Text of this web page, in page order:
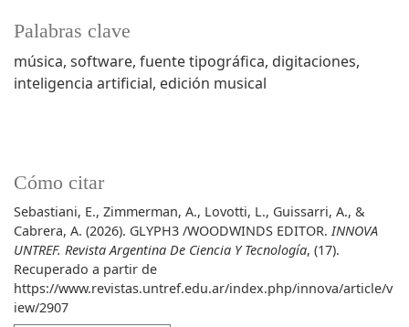
Palabras clave
música software fuente tipográfica digitaciones
inteligencia artificial edición musical
Cómo citar
Sebastiani, E., Zimmerman, A., Lovotti, L., Guissarri, A., &
Cabrera, A. (2026). GLYPH3 /WOODWINDS EDITOR.INNOVA
UNTREF. Revista Argentina De Ciencia Y Tecnología, (17).
Recuperado a partir de
https://www.revistas.untref.edu.ar/index.php/innova/article/v
iew/2907